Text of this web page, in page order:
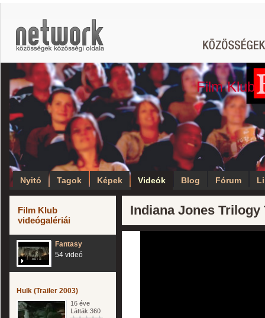
Film Klub
Nyitó Tagok Képek Videók Blog Fórum
Film Klub
videógalériái
Fantasy
54 videó
Hulk (Trailer 2003)
16 éve
Látták:360
Indiana Jones Trilogy